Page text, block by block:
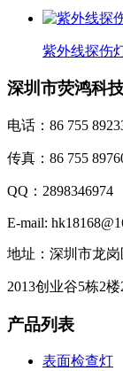
紫外线探伤
深圳市荧鸿科
电话：86 755
传真：86 755
QQ：2898346974
E-mail:
地址：深圳市龙
2013创业谷5栋2楼
产品列表
表面检查灯